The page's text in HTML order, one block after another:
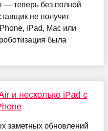
— теперь без полной
не получит
iPad, Mac или
была
и несколько iPad с
заметных обновлений